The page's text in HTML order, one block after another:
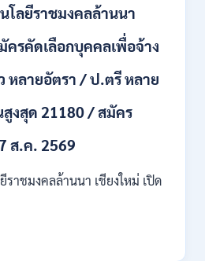
โลยีราชมงคลล้านนา
ครคัดเลือกบุคคลเพื่อจ้าง
หลายอัตรา / ป.ตรี หลาย
สูงสุด 21180 / สมัคร
ส.ค. 2569
ราชมงคลล้านนา เชียงใหม่ เปิด
ลัย